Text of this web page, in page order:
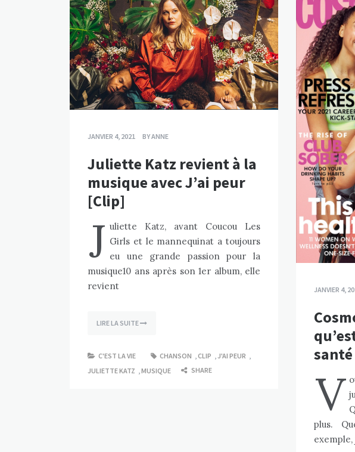
JANVIER 4, 2021 BYANNE
Juliette Katz revient à la
musique avec J’ai peur
[Clip]
J uliette Katz, avant Coucou Les
Girls et le mannequinat a toujours
eu une grande passion pour la
musique10 ans après son 1er album, elle
revient
LIRE LA SUITE
C'EST LA VIE CHANSON ,CLIP ,J'AI PEUR ,
JULIETTE KATZ ,MUSIQUE SHARE
JANVIER 4,
santé
V
plus.
exemple,